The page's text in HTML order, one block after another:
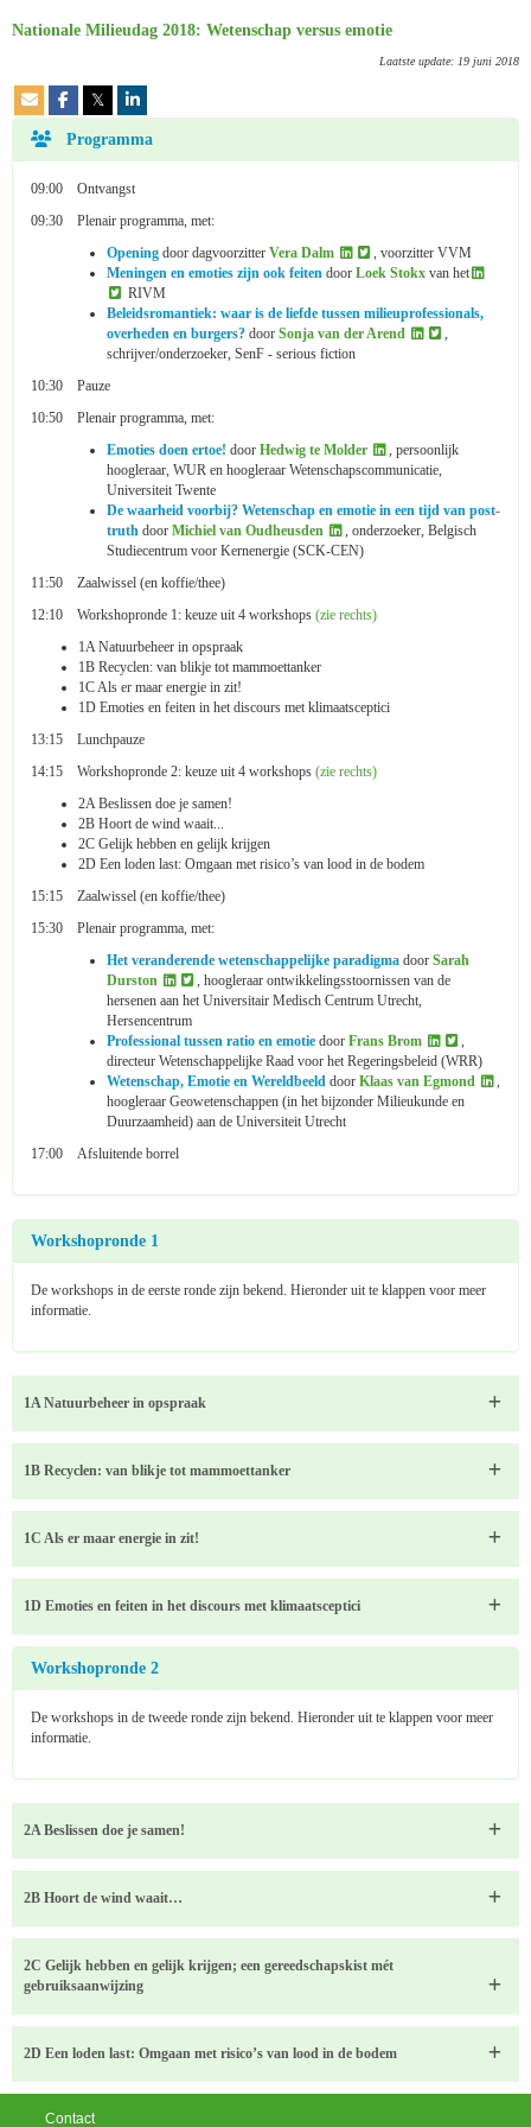
Nationale Milieudag 2018: Wetenschap versus emotie
Laatste update: 19 juni 2018
𝕏
Programma
09:00 Ontvangst
09:30 Plenair programma, met:
Opening door dagvoorzitter Vera Dalm
, voorzitter VVM
Meningen en emoties zijn ook feiten door Loek Stokx van het
RIVM
Beleidsromantiek: waar is de liefde tussen milieuprofessionals,
overheden en burgers? door Sonja van der Arend
,
schrijver/onderzoeker, SenF - serious fiction
10:30 Pauze
10:50 Plenair programma, met:
Emoties doen ertoe! door Hedwig te Molder
, persoonlijk
hoogleraar, WUR en hoogleraar Wetenschapscommunicatie,
Universiteit Twente
De waarheid voorbij? Wetenschap en emotie in een tijd van post-
truth door Michiel van Oudheusden
, onderzoeker, Belgisch
Studiecentrum voor Kernenergie (SCK-CEN)
11:50 Zaalwissel (en koffie/thee)
12:10 Workshopronde 1: keuze uit 4 workshops (zie rechts)
1A Natuurbeheer in opspraak
1B Recyclen: van blikje tot mammoettanker
1C Als er maar energie in zit!
1D Emoties en feiten in het discours met klimaatsceptici
13:15 Lunchpauze
14:15 Workshopronde 2: keuze uit 4 workshops (zie rechts)
2A Beslissen doe je samen!
2B Hoort de wind waait...
2C Gelijk hebben en gelijk krijgen
2D Een loden last: Omgaan met risico’s van lood in de bodem
15:15 Zaalwissel (en koffie/thee)
15:30 Plenair programma, met:
Het veranderende wetenschappelijke paradigma door Sarah
Durston
, hoogleraar ontwikkelingsstoornissen van de
hersenen aan het Universitair Medisch Centrum Utrecht,
Hersencentrum
Professional tussen ratio en emotie door Frans Brom
,
directeur Wetenschappelijke Raad voor het Regeringsbeleid (WRR)
Wetenschap, Emotie en Wereldbeeld door Klaas van Egmond
,
hoogleraar Geowetenschappen (in het bijzonder Milieukunde en
Duurzaamheid) aan de Universiteit Utrecht
17:00 Afsluitende borrel
Workshopronde 1
De workshops in de eerste ronde zijn bekend. Hieronder uit te klappen voor meer
informatie.
1A Natuurbeheer in opspraak
1B Recyclen: van blikje tot mammoettanker
1C Als er maar energie in zit!
1D Emoties en feiten in het discours met klimaatsceptici
Workshopronde 2
De workshops in de tweede ronde zijn bekend. Hieronder uit te klappen voor meer
informatie.
2A Beslissen doe je samen!
2B Hoort de wind waait…
2C Gelijk hebben en gelijk krijgen; een gereedschapskist mét
gebruiksaanwijzing
2D Een loden last: Omgaan met risico’s van lood in de bodem
Contact